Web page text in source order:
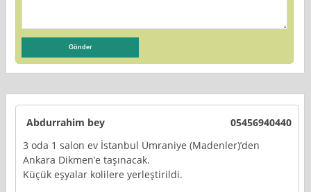
Abdurrahim bey
05456940440
3 oda 1 salon ev İstanbul Ümraniye (Madenler)’den
Ankara Dikmen’e taşınacak.
Küçük eşyalar kolilere yerleştirildi.